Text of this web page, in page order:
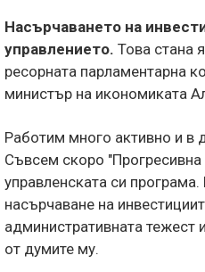
Насърчаването на
управлението. Това стана
ресорната парламентарна
министър на икономиката
Работим много активно и в
Съвсем скоро
управленската си
насърчаване на
административната тежест
от думите му.